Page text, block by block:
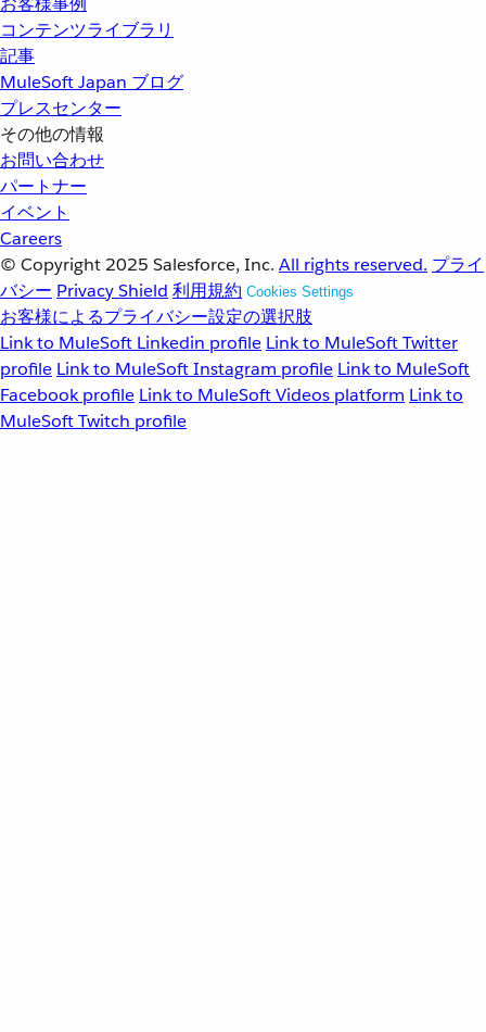
コンテンツライブラリ
記事
MuleSoft Japan ブログ
プレスセンター
その他の情報
お問い合わせ
パートナー
イベント
Careers
© Copyright 2025 Salesforce, Inc. All rights reserved. プライ
バシー Privacy Shield 利用規約 Cookies Settings
お客様によるプライバシー設定の選択肢
Link to MuleSoft Linkedin profile Link to MuleSoft Twitter
profile Link to MuleSoft Instagram profile Link to MuleSoft
Facebook profile Link to MuleSoft Videos platform Link to
MuleSoft Twitch profile